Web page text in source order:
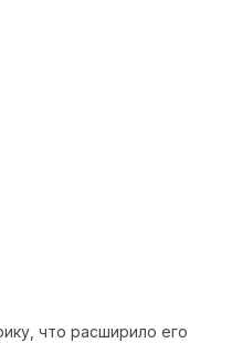
что расширило его